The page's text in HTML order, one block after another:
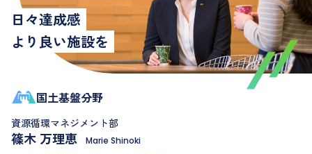
日々達成感
より良い施設を
国土基盤分野
資源循環マネジメント部
篠木 万理恵
Marie Shinoki